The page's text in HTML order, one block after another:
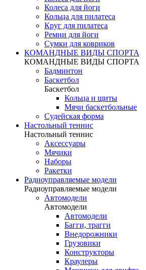
Колеса для йоги
Кольца для пилатеса
Круг для пилатеса
Ремни для йоги
Сумки для ковриков
КОМАНДНЫЕ ВИДЫ СПОРТА
КОМАНДНЫЕ ВИДЫ СПОРТА
Бадминтон
Баскетбол
Баскетбол
Кольца и щиты
Мячи баскетбольные
Судейская форма
Настольный теннис
Настольный теннис
Аксессуары
Мячики
Наборы
Ракетки
Радиоуправляемые модели
Радиоуправляемые модели
Автомодели
Автомодели
Автомодели
Багги, трагги
Внедорожники
Грузовики
Конструкторы
Краулеры